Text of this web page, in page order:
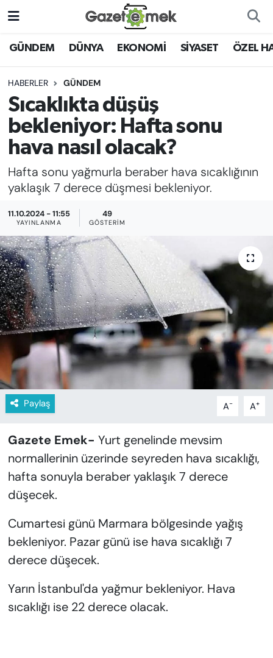
GÜNDEM DÜNYA EKONOMİ SİYASET ÖZEL
HABERLER GÜNDEM
Sıcaklıkta düşüş
bekleniyor: Hafta sonu
hava nasıl olacak?
Hafta sonu yağmurla beraber hava sıcaklığının
yaklaşık 7 derece düşmesi bekleniyor.
11.10.2024 - 11:55
YAYINLANMA
49
GÖSTERIM
Paylaş A- A+
Gazete Emek- Yurt genelinde mevsim
normallerinin üzerinde seyreden hava sıcaklığı,
hafta sonuyla beraber yaklaşık 7 derece
düşecek.
Cumartesi günü Marmara bölgesinde yağış
bekleniyor. Pazar günü ise hava sıcaklığı 7
derece düşecek.
Yarın İstanbul'da yağmur bekleniyor. Hava
sıcaklığı ise 22 derece olacak.
DÜNYA
EKONOMİ
EMEK HABERLERİ
YENİ MEDYADA EMEK
GAZETECİLİĞİNİ GELİŞTİRMEK
FAYDALI BİLGİLER
GÜNDEM
EĞİTİM
KADIN
SAĞLIK
SPOR
KÜLTÜR-SANAT
MAGAZİN
ÖZEL HABER
YAZAR KÖŞESİ
SİYASET
VAN VE DİYARBAKIR HABERLERİ
Nöbetçi Eczaneler
Hava Durumu
İstanbul Namaz Vakitleri
Trafik Durumu
Süper Lig Puan Durumu ve Fikstür
Son Dakika Haberleri
Haber Arşivi